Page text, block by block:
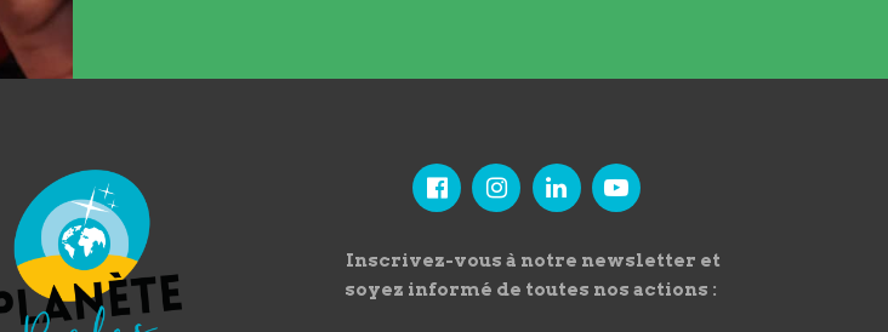
Inscrivez-vous à notre newsletter et
soyez informé de toutes nos actions :